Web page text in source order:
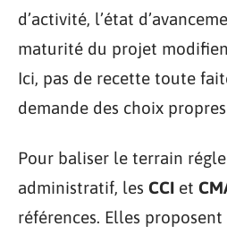
d’activité, l’état
maturité du projet
Ici, pas de recette toute
demande des choix
Pour baliser le terrain
administratif, les CCI et
références. Elles